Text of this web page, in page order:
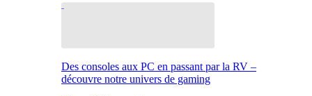
Des consoles aux PC en passant par la RV –
découvre notre univers de gaming